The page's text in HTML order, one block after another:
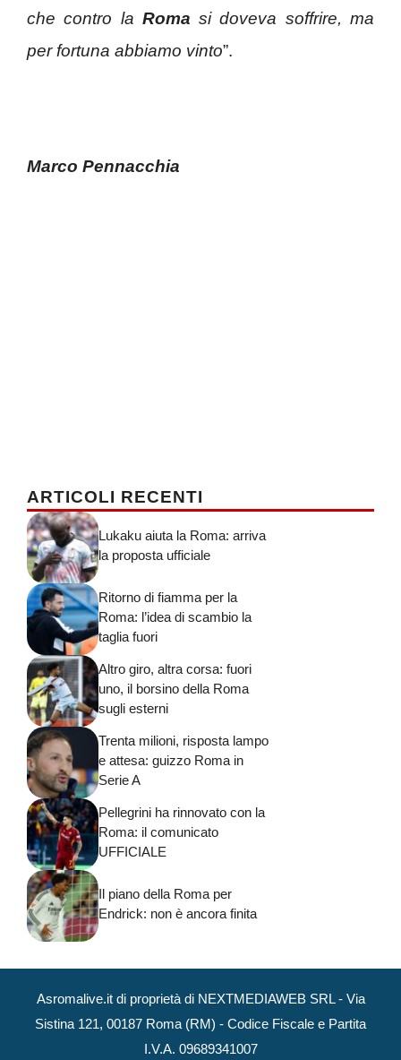
che contro la Roma si doveva soffrire, ma
per fortuna abbiamo vinto”.
Marco Pennacchia
ARTICOLI RECENTI
Lukaku aiuta la Roma: arriva
la proposta ufficiale
Ritorno di fiamma per la
Roma: l’idea di scambio la
taglia fuori
Altro giro, altra corsa: fuori
uno, il borsino della Roma
sugli esterni
Trenta milioni, risposta lampo
e attesa: guizzo Roma in
Serie A
Pellegrini ha rinnovato con la
Roma: il comunicato
UFFICIALE
Il piano della Roma per
Endrick: non è ancora finita
Asromalive.it di proprietà di NEXTMEDIAWEB SRL - Via
Sistina 121, 00187 Roma (RM) - Codice Fiscale e Partita
I.V.A. 09689341007